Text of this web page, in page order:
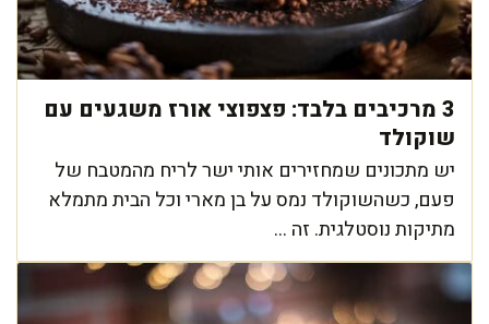
3 מרכיבים בלבד: פצפוצי אורז משגעים עם
שוקולד
יש מתכונים שמחזירים אותי ישר לריח מהמטבח של
פעם, כשהשוקולד נמס על בן מארי וכל הבית מתמלא
מתיקות נוסטלגית. זה ...